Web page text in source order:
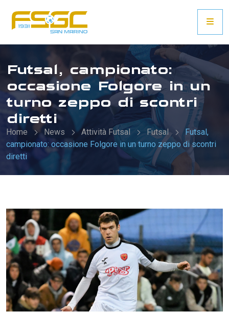
Futsal, campionato:
occasione Folgore in un
turno zeppo di scontri
diretti
Home News Attività Futsal Futsal
Futsal,
campionato: occasione Folgore in un turno zeppo di scontri
diretti